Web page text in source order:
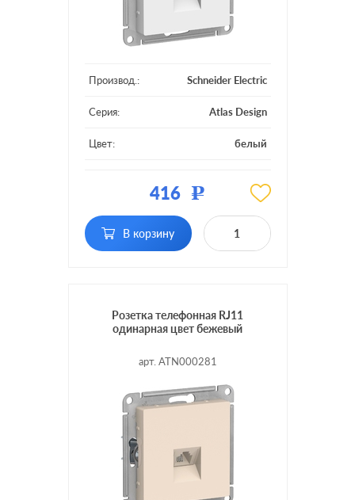
Производ.: Schneider Electric
Серия: Atlas Design
Цвет: белый
416 Р
В корзину
Розетка телефонная RJ11
одинарная цвет бежевый
арт. ATN000281